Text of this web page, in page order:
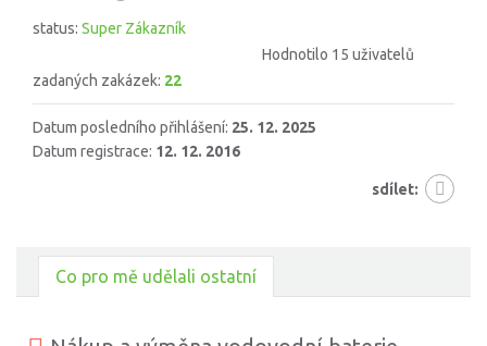
status: Super Zákazník
Hodnotilo 15 uživatelů
zadaných zakázek: 22
Datum posledního přihlášení: 25. 12. 2025
Datum registrace: 12. 12. 2016
sdílet:
Co pro mě udělali ostatní